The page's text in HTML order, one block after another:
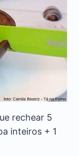
rechear 5
inteiros + 1